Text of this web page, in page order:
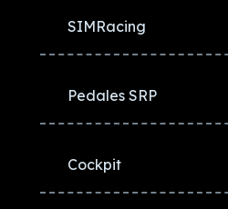
SIMRacing
Pedales SRP
Cockpit